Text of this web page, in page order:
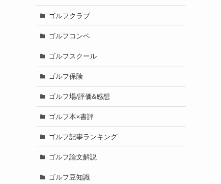
ゴルフクラブ
ゴルフコンペ
ゴルフスクール
ゴルフ保険
ゴルフ場/評価&感想
ゴルフ本×書評
ゴルフ記事ランキング
ゴルフ論文解説
ゴルフ豆知識